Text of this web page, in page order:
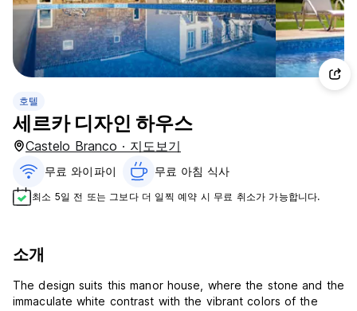
호텔
세르카 디자인 하우스
Castelo Branco · 지도보기
무료 와이파이 무료 아침 식사‎
최소 5일 전 또는 그보다 더 일찍 예약 시 무료 취소가 가능합니다.
소개
The design suits this manor house, where the stone and the
immaculate white contrast with the vibrant colors of the